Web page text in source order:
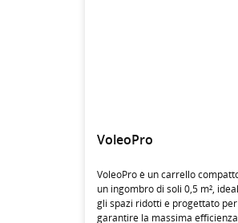
VoleoPro
VoleoPro è un carrello
un ingombro di soli 0,5 m²,
gli spazi ridotti e progettato per
garantire la massima